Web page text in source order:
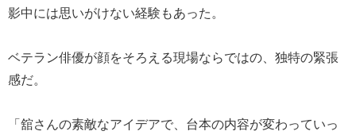
影中には思いがけない経験もあった。
ベテラン俳優が顔をそろえる現場ならではの、独特の緊張
感だ。
「舘さんの素敵なアイデアで、台本の内容が変わっていっ